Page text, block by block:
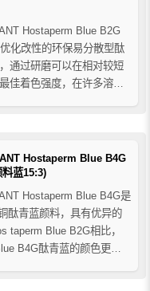
Hostaperm Blue B2G
化改性的环保易分散型酞
通过研磨可以在相对较短
佳着色强度，在许多溶剂
Blue...
Hostaperm Blue B4G
蓝15:3)
Hostaperm Blue B4G是
酞青蓝颜料，具有优异的
taperm Blue B2G相比，
B4G酞青蓝的颜色更绿